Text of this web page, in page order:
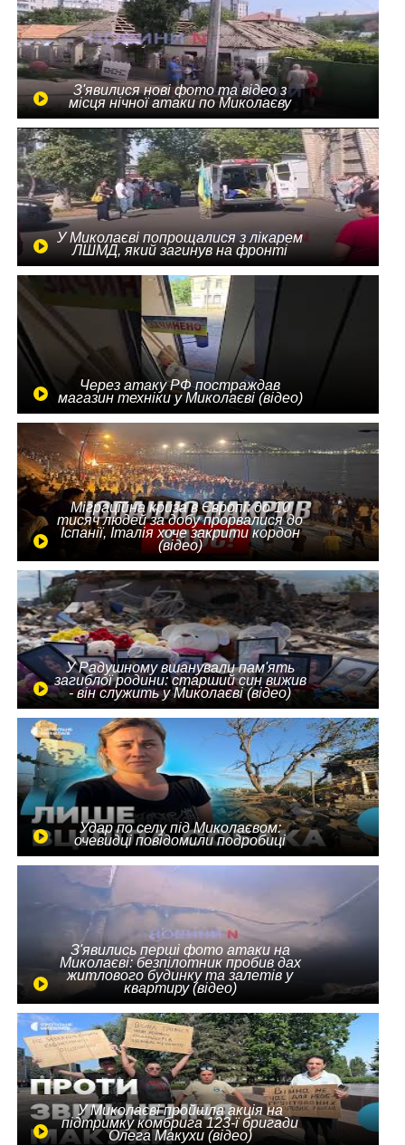
З'явилися нові фото та відео з
місця нічної атаки по Миколаєву
У Миколаєві попрощалися з лікарем
ЛШМД, який загинув на фронті
Через атаку РФ постраждав
магазин техніки у Миколаєві (відео)
Міграційна криза в Європі: до 10
тисяч людей за добу прорвалися до
Іспанії, Італія хоче закрити кордон
(відео)
У Радушному вшанували пам'ять
загиблої родини: старший син вижив
- він служить у Миколаєві (відео)
Удар по селу під Миколаєвом:
очевидці повідомили подробиці
З'явились перші фото атаки на
Миколаєві: безпілотник пробив дах
житлового будинку та залетів у
квартиру (відео)
У Миколаєві пройшла акція на
підтримку комбрига 123-ї бригади
Олега Макухи (відео)